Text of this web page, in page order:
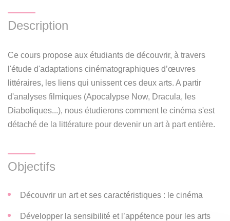
Description
Ce cours propose aux étudiants de découvrir, à travers
l'étude d'adaptations cinématographiques d’œuvres
littéraires, les liens qui unissent ces deux arts. A partir
d'analyses filmiques (Apocalypse Now, Dracula, les
Diaboliques...), nous étudierons comment le cinéma s'est
détaché de la littérature pour devenir un art à part entière.
Objectifs
Découvrir un art et ses caractéristiques : le cinéma
Développer la sensibilité et l’appétence pour les arts